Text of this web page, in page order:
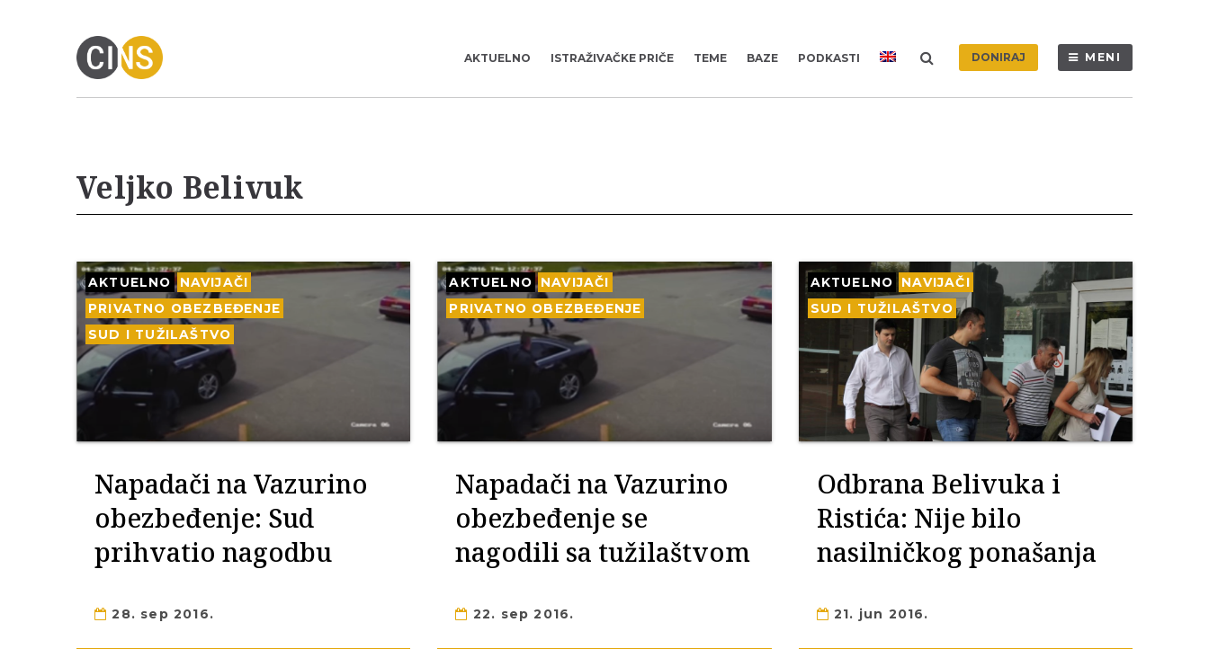
AKTUELNO ISTRAŽIVAČKE PRIČE TEME BAZE PODKASTI DONIRAJ MENI
Veljko Belivuk
AKTUELNO
NAVIJAČI
PRIVATNO OBEZBEĐENJE
SUD I TUŽILAŠTVO
Napadači na Vazurino
obezbeđenje: Sud
prihvatio nagodbu
28. sep 2016.
AKTUELNO
NAVIJAČI
PRIVATNO OBEZBEĐENJE
Napadači na Vazurino
obezbeđenje se
nagodili sa tužilaštvom
22. sep 2016.
AKTUELNO
NAVIJAČI
SUD I TUŽILAŠTVO
Odbrana Belivuka i
Ristića: Nije bilo
nasilničkog ponašanja
21. jun 2016.